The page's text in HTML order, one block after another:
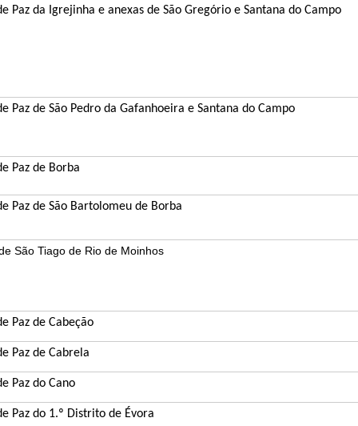
Paz da Igrejinha e anexas de São Gregório e Santana do Campo
Paz de São Pedro da Gafanhoeira e Santana do Campo
Paz de Borba
Paz de São Bartolomeu de Borba
São Tiago de Rio de Moinhos
Paz de Cabeção
Paz de Cabrela
Paz do Cano
Paz do 1.º Distrito de Évora